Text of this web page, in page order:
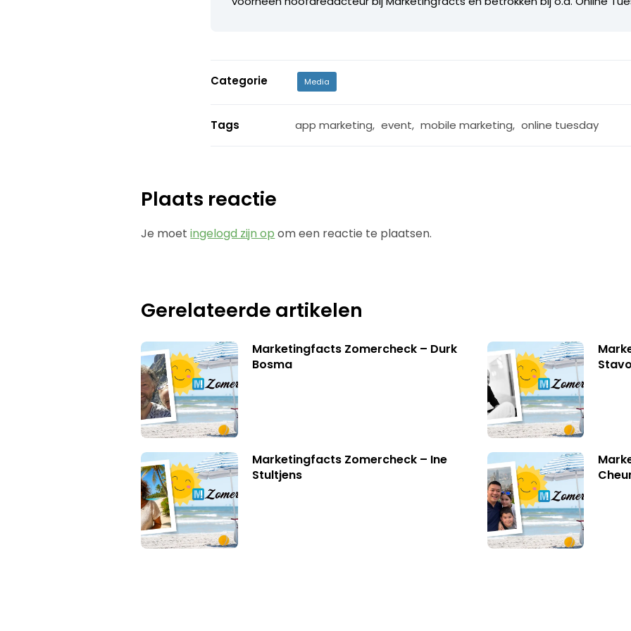
Categorie Media
Tags app marketing, event, mobile marketing, online tuesday
Plaats reactie
Je moetingelogd zijn op om een reactie te plaatsen.
Gerelateerde artikelen
Marketingfacts Zomercheck – Durk
Bosma
Marketingfacts Zomercheck – Ine
Stultjens